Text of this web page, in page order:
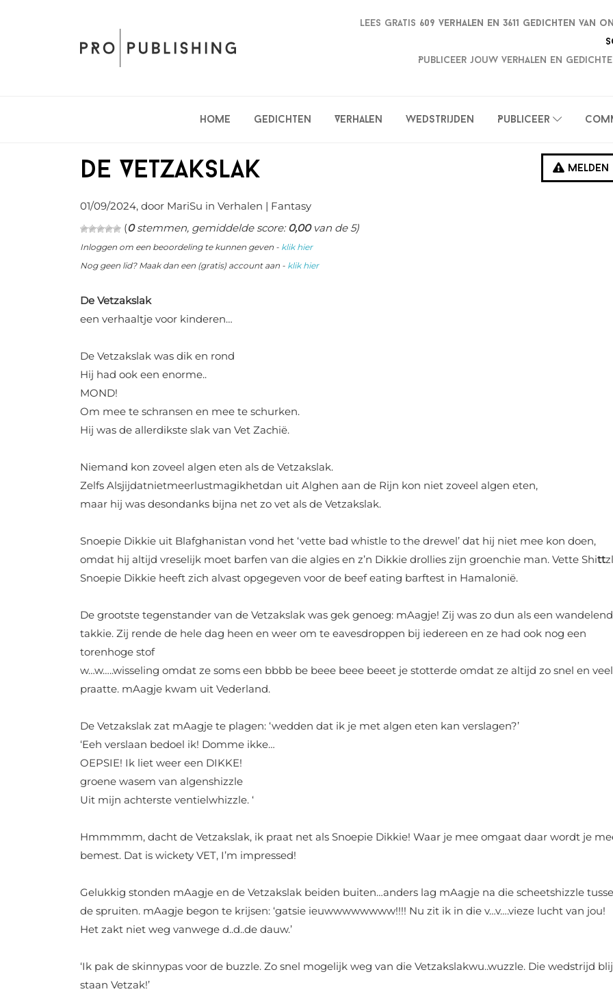
Lees gratis 609 verhalen en 3611 gedichten van
Publiceer jouw verhalen en
Home Gedichten Verhalen Wedstrijden Publiceer
Melden
De Vetzakslak
01/09/2024, door MariSu in Verhalen | Fantasy
(0stemmen, gemiddelde score:0,00van de 5)
Inloggen om een beoordeling te kunnen geven - klik hier
Nog geen lid? Maak dan een (gratis) account aan - klik hier
De Vetzakslak
een verhaaltje voor kinderen…
De Vetzakslak was dik en rond
Hij had ook een enorme..
MOND!
Om mee te schransen en mee te schurken.
Hij was de allerdikste slak van Vet Zachië.
Niemand kon zoveel algen eten als de Vetzakslak.
Zelfs Alsjijdatnietmeerlustmagikhetdan uit Alghen aan de Rijn kon niet zoveel algen eten,
maar hij was desondanks bijna net zo vet als de Vetzakslak.
Snoepie Dikkie uit Blafghanistan vond het ‘vette bad whistle to the drewel’ dat hij niet mee kon doen,
omdat hij altijd vreselijk moet barfen van die algies en z’n Dikkie drollies zijn groenchie man. Vette Shitt
Snoepie Dikkie heeft zich alvast opgegeven voor de beef eating barftest in Hamalonië.
De grootste tegenstander van de Vetzakslak was gek genoeg: mAagje! Zij was zo dun als een
takkie. Zij rende de hele dag heen en weer om te eavesdroppen bij iedereen en ze had ook nog een
torenhoge stof
w…w…..wisseling omdat ze soms een bbbb be beee beee beeet je stotterde omdat ze altijd zo snel en veel
praatte. mAagje kwam uit Vederland.
De Vetzakslak zat mAagje te plagen: ‘wedden dat ik je met algen eten kan verslagen?’
‘Eeh verslaan bedoel ik! Domme ikke…
OEPSIE! Ik liet weer een DIKKE!
groene wasem van algenshizzle
Uit mijn achterste ventielwhizzle. ‘
Hmmmmm, dacht de Vetzakslak, ik praat net als Snoepie Dikkie! Waar je mee omgaat daar wordt je
bemest. Dat is wickety VET, I’m impressed!
Gelukkig stonden mAagje en de Vetzakslak beiden buiten…anders lag mAagje na die scheetshizzle
de spruiten. mAagje begon te krijsen: ‘gatsie ieuwwwwwwww!!!! Nu zit ik in die v…v….vieze lucht van jou!
Het zakt niet weg vanwege d..d..de dauw.’
‘Ik pak de skinnypas voor de buzzle. Zo snel mogelijk weg van die Vetzakslakwu..wuzzle. Die wedstrijd
staan Vetzak!’